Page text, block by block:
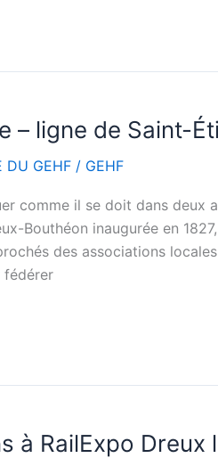
– ligne de Saint-
DU GEHF / GEHF
comme il se doit dans
Bouthéon inaugurée en
des associations
fédérer
à RailExpo